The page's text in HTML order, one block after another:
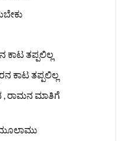
ಕಾಟ ತಪ್ಪಲಿಲ್ಲ
ಕಾಟ ತಪ್ಪಲಿಲ್ಲ
ರಾಮನ ಮಾತಿಗೆ